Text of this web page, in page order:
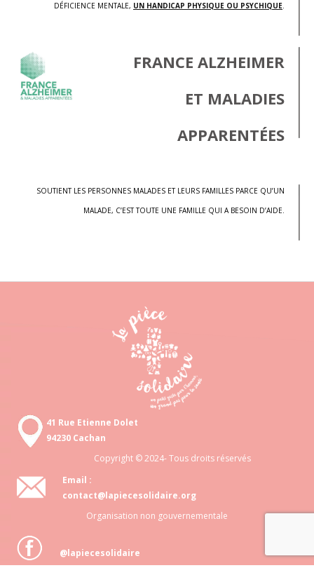
DÉFICIENCE MENTALE, UN HANDICAP PHYSIQUE OU PSYCHIQUE.
FRANCE ALZHEIMER
ET MALADIES
APPARENTÉES
SOUTIENT LES PERSONNES MALADES ET LEURS FAMILLES PARCE QU’UN
MALADE, C’EST TOUTE UNE FAMILLE QUI A BESOIN D’AIDE.
41 Rue Etienne Dolet
94230 Cachan
Copyright © 2024- Tous droits réservés
Email :
contact@lapiecesolidaire.org
Organisation non gouvernementale
@lapiecesolidaire